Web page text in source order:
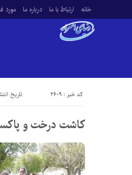
خانه ارتباط با ما درباره ما مورد
تاریخ انتشار : کد خبر : 2609
کاشت درخت و